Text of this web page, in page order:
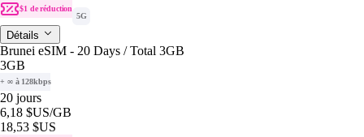
$1 de réduction
5G
Détails
Brunei eSIM - 20 Days / Total 3GB
3GB
+ ∞ à 128kbps
20 jours
6,18 $US/GB
18,53 $US